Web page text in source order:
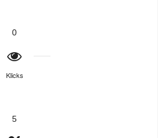
0
Klicks
5